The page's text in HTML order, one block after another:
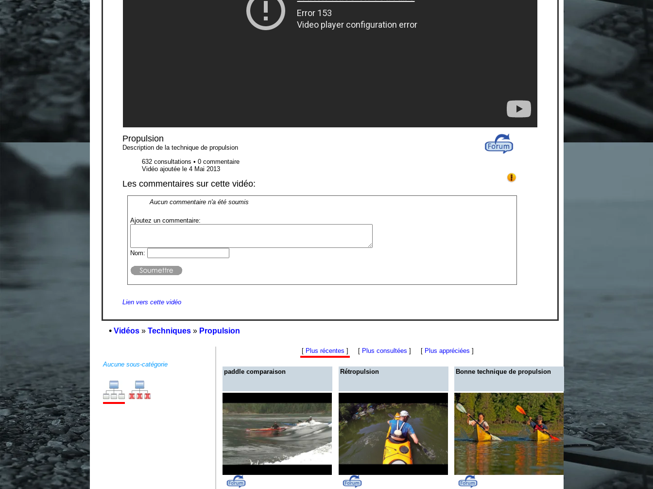
Propulsion
Description de la technique de propulsion
632 consultations • 0 commentaire
Vidéo ajoutée le 4 Mai 2013
Les commentaires sur cette vidéo:
Aucun commentaire n'a été soumis
Ajoutez un commentaire:
Nom:
Lien vers cette vidéo
• Vidéos » Techniques » Propulsion
Aucune sous-catégorie
[ Plus récentes ] [ Plus consultées ] [ Plus appréciées ]
paddle comparaison Rétropulsion Bonne technique de propulsion